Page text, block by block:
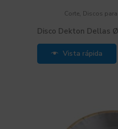
Corte, Discos
Disco Dekton Dellas
Vista rápida